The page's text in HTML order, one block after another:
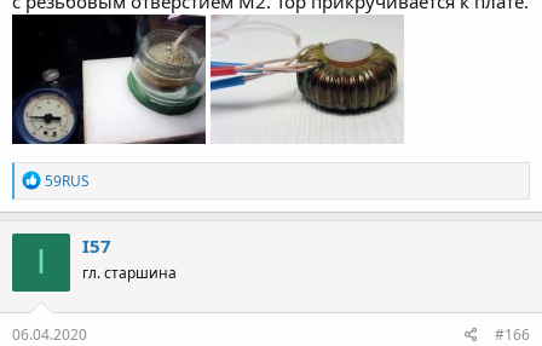
Р
е
а
к
и
:
59RUS
I I57
гл. старшина
06.04.2020 #166